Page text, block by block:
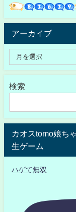
アーカイブ
検索
カオスtomo娘ち
生ゲーム
ハゲて無双